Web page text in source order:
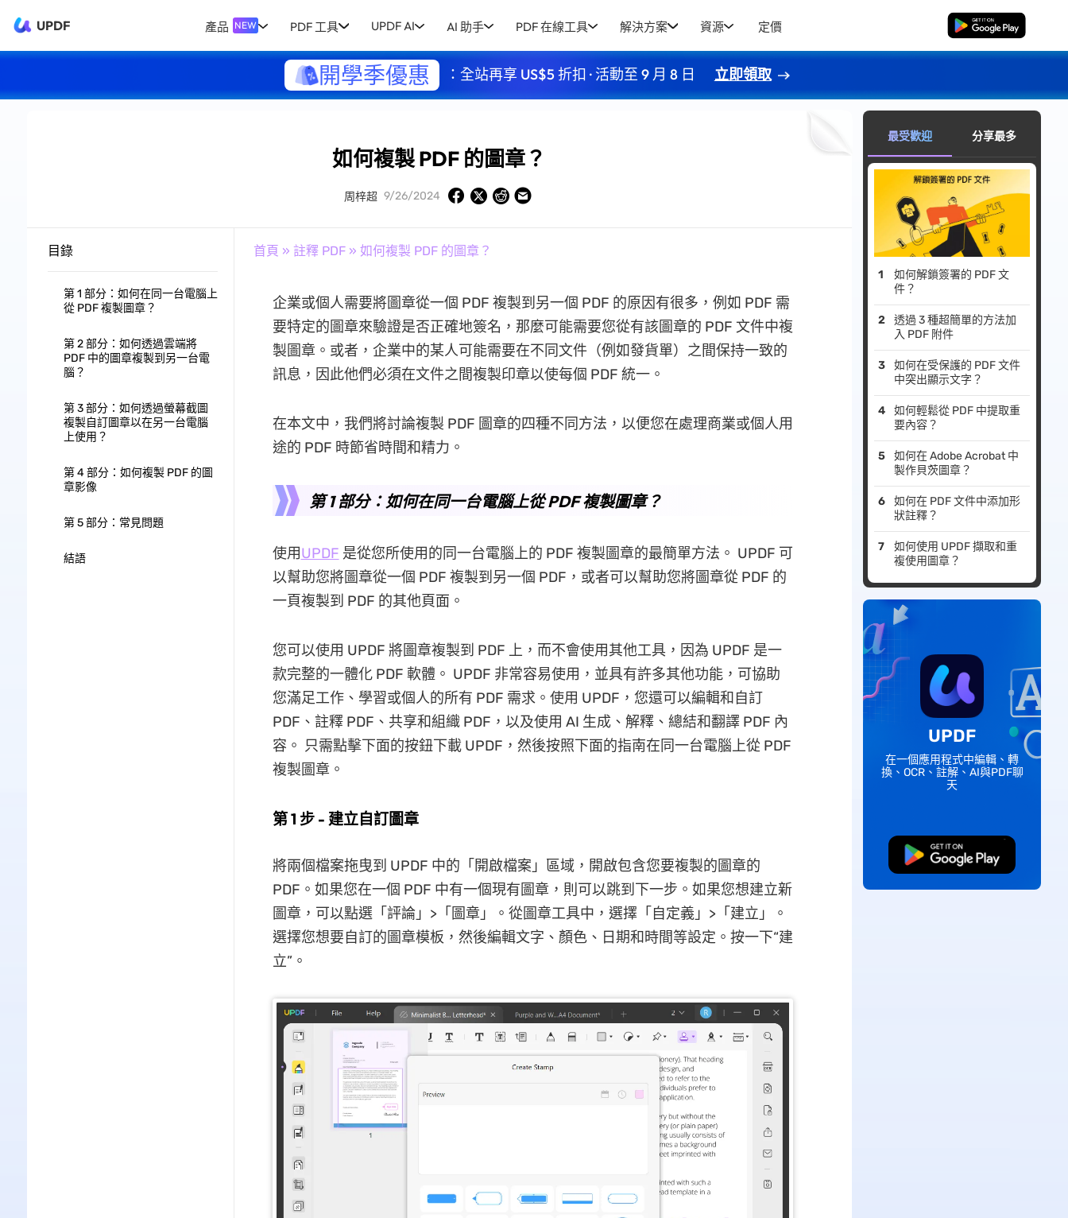
UPDF 產品 NEW PDF 工具 UPDF AI AI 助手 PDF 在線工具 解決方案 資源 定價 免費下載
開學季優惠 ：全站再享 US$5 折扣 · 活動至 9 月 8 日 立即領取
如何複製 PDF 的圖章？
周梓超 9/26/2024
目錄
第 1 部分：如何在同一台電腦上
從 PDF 複製圖章？
第 2 部分：如何透過雲端將
PDF 中的圖章複製到另一台電
腦？
第 3 部分：如何透過螢幕截圖
複製自訂圖章以在另一台電腦
上使用？
第 4 部分：如何複製 PDF 的圖
章影像
第 5 部分：常見問題
結語
首頁 » 註釋 PDF» 如何複製 PDF 的圖章？
企業或個人需要將圖章從一個 PDF 複製到另一個 PDF 的原因有很多，例如 PDF 需
要特定的圖章來驗證是否正確地簽名，那麼可能需要您從有該圖章的 PDF 文件中複
製圖章。或者，企業中的某人可能需要在不同文件（例如發貨單）之間保持一致的
訊息，因此他們必須在文件之間複製印章以使每個 PDF 統一。
在本文中，我們將討論複製 PDF 圖章的四種不同方法，以便您在處理商業或個人用
途的 PDF 時節省時間和精力。
第 1 部分：如何在同一台電腦上從 PDF 複製圖章？
使用UPDF 是從您所使用的同一台電腦上的 PDF 複製圖章的最簡單方法。 UPDF 可
以幫助您將圖章從一個 PDF 複製到另一個 PDF，或者可以幫助您將圖章從 PDF 的
一頁複製到 PDF 的其他頁面。
您可以使用 UPDF 將圖章複製到 PDF 上，而不會使用其他工具，因為 UPDF 是一
款完整的一體化 PDF 軟體。 UPDF 非常容易使用，並具有許多其他功能，可協助
您滿足工作、學習或個人的所有 PDF 需求。使用 UPDF，您還可以編輯和自訂
PDF、註釋 PDF、共享和組織 PDF，以及使用 AI 生成、解釋、總結和翻譯 PDF 內
容。 只需點擊下面的按鈕下載 UPDF，然後按照下面的指南在同一台電腦上從 PDF
複製圖章。
第 1 步 - 建立自訂圖章
將兩個檔案拖曳到 UPDF 中的「開啟檔案」區域，開啟包含您要複製的圖章的
PDF。如果您在一個 PDF 中有一個現有圖章，則可以跳到下一步。如果您想建立新
圖章，可以點選「評論」>「圖章」。從圖章工具中，選擇「自定義」>「建立」。
選擇您想要自訂的圖章模板，然後編輯文字、顏色、日期和時間等設定。按一下“建
立”。
最受歡迎 分享最多
如何解鎖簽署的 PDF 文
件？
透過 3 種超簡單的方法加
入 PDF 附件
如何在受保護的 PDF 文件
中突出顯示文字？
如何輕鬆從 PDF 中提取重
要內容？
如何在 Adob​​e Acrobat 中
製作貝茨圖章？
如何在 PDF 文件中添加形
狀註釋？
如何使用 UPDF 擷取和重
複使用圖章？
UPDF
在一個應用程式中編輯、轉
換、OCR、註解、AI與PDF聊
天
免費下載